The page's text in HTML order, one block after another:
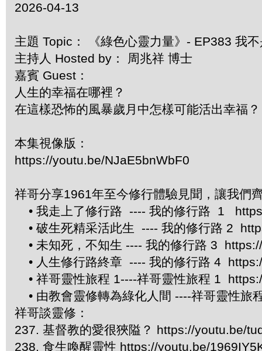
2026-04-13
主題 Topic： 《綠色心靈力量》- EP383 我
主持人 Hosted by： 周兆祥 博士
嘉賓 Guest：
人生的幸福在哪裡？
在這樣恐怖的風暴歲月中怎樣可能活出幸福？
本集視像版：
https://youtu.be/NJaE5bnWbF0
祥哥分享1961年至今修行體驗見聞，讓我們
• 我走上了修行路 ---- 我的修行路 1
• 破生死精采活此生 ---- 我的修行路 2
• 未知死，不知生 ---- 我的修行路 3
• 人生修行路終章 ---- 我的修行路 4
• 祥哥靈性旅程 1----祥哥靈性旅程 1
• 由教會靈修轉為綠化人間 ----祥哥靈性
祥哥談靈修：
237. 基督教的愛很狹隘？ https://youtu.be/
238. 食生喚醒靈性 https://youtu.be/